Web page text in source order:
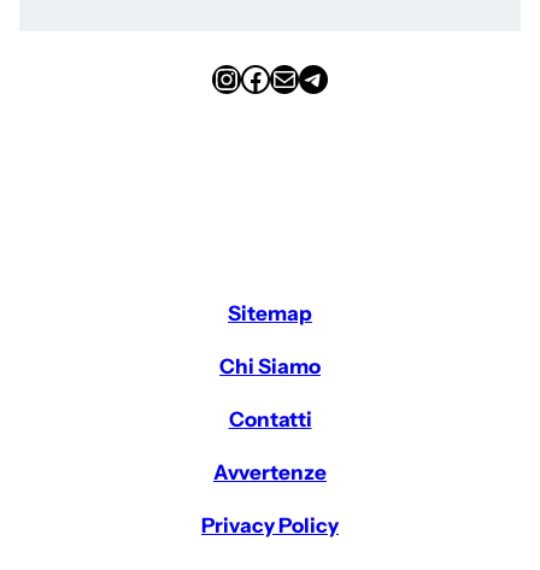
InstagramFacebook Email Telegram
Sitemap
Chi Siamo
Contatti
Avvertenze
Privacy Policy